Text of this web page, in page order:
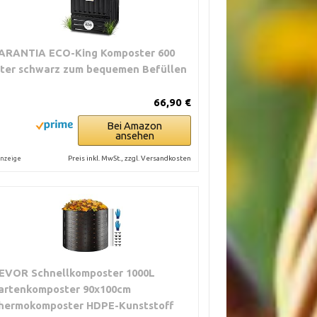
ECO-King Komposter 600
schwarz zum bequemen Befüllen
66,90 €
Bei Amazon
ansehen
Preis inkl. MwSt., zzgl. Versandkosten
Schnellkomposter 1000L
90x100cm
HDPE-Kunststoff